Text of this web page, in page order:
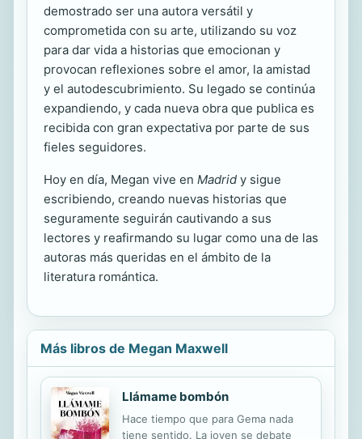
demostrado ser una autora versátil y
comprometida con su arte, utilizando su voz
para dar vida a historias que emocionan y
provocan reflexiones sobre el amor, la amistad
y el autodescubrimiento. Su legado se continúa
expandiendo, y cada nueva obra que publica es
recibida con gran expectativa por parte de sus
fieles seguidores.
Hoy en día, Megan vive en Madrid y sigue
escribiendo, creando nuevas historias que
seguramente seguirán cautivando a sus
lectores y reafirmando su lugar como una de las
autoras más queridas en el ámbito de la
literatura romántica.
Más libros de Megan Maxwell
Llámame bombón
Hace tiempo que para Gema nada
tiene sentido. La joven se debate